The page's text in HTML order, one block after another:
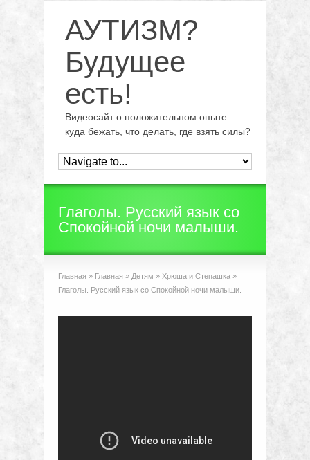
АУТИЗМ?
Будущее
есть!
Видеосайт о положительном опыте:
куда бежать, что делать, где взять силы?
Глаголы. Русский язык со
Спокойной ночи малыши.
Главная » Главная » Детям » Хрюша и Степашка »
Глаголы. Русский язык со Спокойной ночи малыши.